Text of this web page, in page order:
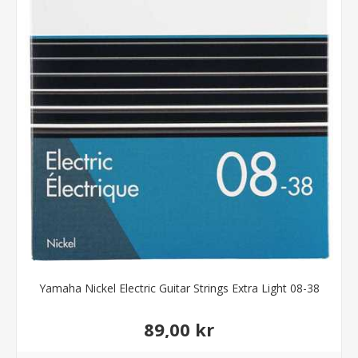
Yamaha Nickel Electric Guitar Strings Extra Light 08-38
89,00 kr